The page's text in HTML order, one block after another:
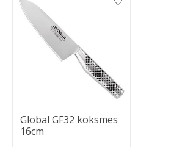
Global GF32 koksmes
16cm